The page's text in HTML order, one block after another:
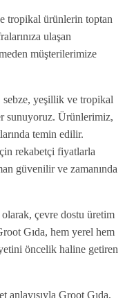
tropikal ürünlerin toptan
ulaşan
müşterilerimize
sebze, yeşillik ve tropikal
sunuyoruz. Ürünlerimiz,
temin edilir.
rekabetçi fiyatlarla
güvenilir ve zamanında
çevre dostu üretim
Gıda, hem yerel hem
öncelik haline getiren
Groot Gıda,